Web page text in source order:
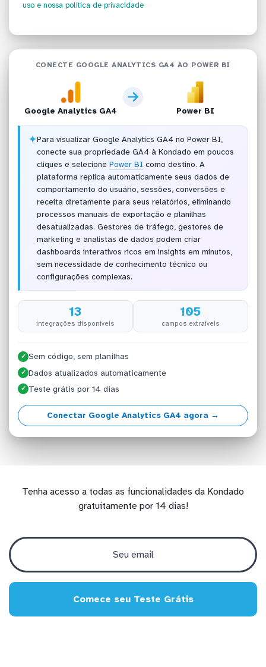
uso e nossa política de privacidade
CONECTE GOOGLE ANALYTICS GA4 AO POWER BI
Google Analytics GA4 Power BI
✦Para visualizar Google Analytics GA4 no Power BI,
conecte sua propriedade GA4 à Kondado em poucos
cliques e selecione Power BI como destino. A
plataforma replica automaticamente seus dados de
comportamento do usuário, sessões, conversões e
receita diretamente para seus relatórios, eliminando
processos manuais de exportação e planilhas
desatualizadas. Gestores de tráfego, gestores de
marketing e analistas de dados podem criar
dashboards interativos ricos em insights em minutos,
sem necessidade de conhecimento técnico ou
configurações complexas.
13
integrações disponíveis
105
campos extraíveis
✓ Sem código, sem planilhas
✓ Dados atualizados automaticamente
✓ Teste grátis por 14 dias
Conectar Google Analytics GA4 agora →
Tenha acesso a todas as funcionalidades da Kondado
gratuitamente por 14 dias!
Comece seu Teste Grátis